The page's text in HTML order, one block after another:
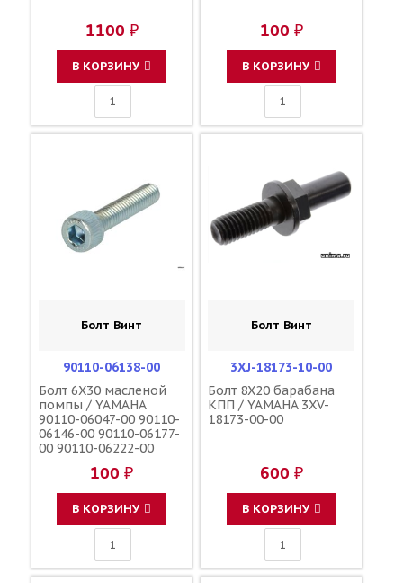
1100 ₽
В КОРЗИНУ
100 ₽
В КОРЗИНУ
Болт Винт
90110-06138-00
Болт 6X30 масленой
помпы / YAMAHA
90110-06047-00 90110-
06146-00 90110-06177-
00 90110-06222-00
06246-00 90110-06278-
00 91312-06030-00
91316-06030-00 91317-
100 ₽
В КОРЗИНУ
Болт Винт
3XJ-18173-10-00
Болт 8X20 барабана
КПП / YAMAHA 3XV-
18173-00-00
600 ₽
В КОРЗИНУ